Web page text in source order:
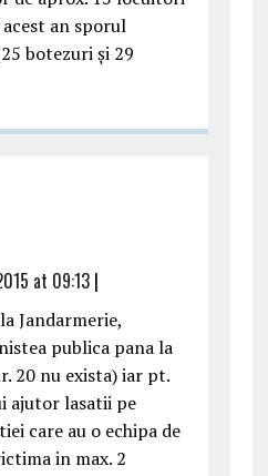
an sporul
botezuri și 29
at 09:13|
Jandarmerie,
publica pana la
20 nu exista) iar pt.
ajutor lasatii pe
care au o echipa de
in max. 2